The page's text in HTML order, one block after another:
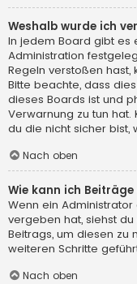
Weshalb wurde ich
In jedem Board gibt es
Administration
Regeln verstoßen hast,
Bitte beachte, dass
dieses Boards ist und
Verwarnung zu tun hat.
du die nicht sicher bist,
Nach oben
Wie kann ich
Wenn ein
vergeben hat, siehst
Beitrags, um diesen zu
weiteren Schritte
Nach oben